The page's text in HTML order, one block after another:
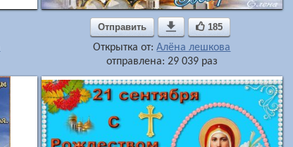
Отправить  185
Открытка от:Алёна лешкова
отправлена: 29 039 раз